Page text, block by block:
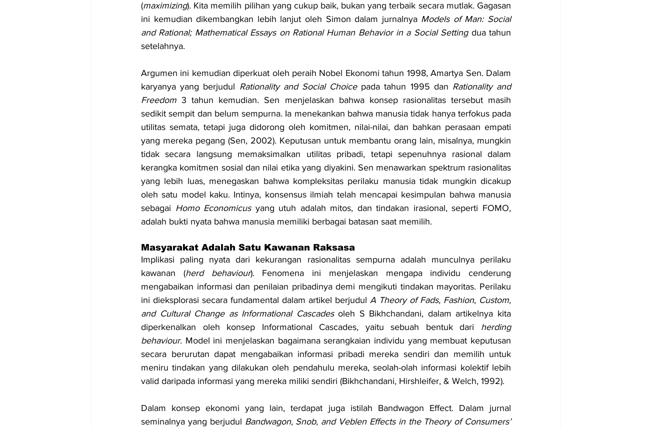
(maximizing). Kita memilih pilihan yang cukup baik, bukan yang terbaik secara mutlak. Gagasan
ini kemudian dikembangkan lebih lanjut oleh Simon dalam jurnalnya Models of Man: Social
and Rational; Mathematical Essays on Rational Human Behavior in a Social Setting dua tahun
setelahnya.
Argumen ini kemudian diperkuat oleh peraih Nobel Ekonomi tahun 1998, Amartya Sen. Dalam
karyanya yang berjudul Rationality and Social Choice pada tahun 1995 dan Rationality and
Freedom 3 tahun kemudian. Sen menjelaskan bahwa konsep rasionalitas tersebut masih
sedikit sempit dan belum sempurna. Ia menekankan bahwa manusia tidak hanya terfokus pada
utilitas semata, tetapi juga didorong oleh komitmen, nilai-nilai, dan bahkan perasaan empati
yang mereka pegang (Sen, 2002). Keputusan untuk membantu orang lain, misalnya, mungkin
tidak secara langsung memaksimalkan utilitas pribadi, tetapi sepenuhnya rasional dalam
kerangka komitmen sosial dan nilai etika yang diyakini. Sen menawarkan spektrum rasionalitas
yang lebih luas, menegaskan bahwa kompleksitas perilaku manusia tidak mungkin dicakup
oleh satu model kaku. Intinya, konsensus ilmiah telah mencapai kesimpulan bahwa manusia
sebagai Homo Economicus yang utuh adalah mitos, dan tindakan irasional, seperti FOMO,
adalah bukti nyata bahwa manusia memiliki berbagai batasan saat memilih.
Masyarakat Adalah Satu Kawanan Raksasa
Implikasi paling nyata dari kekurangan rasionalitas sempurna adalah munculnya perilaku
kawanan (herd behaviour). Fenomena ini menjelaskan mengapa individu cenderung
mengabaikan informasi dan penilaian pribadinya demi mengikuti tindakan mayoritas. Perilaku
ini dieksplorasi secara fundamental dalam artikel berjudul A Theory of Fads, Fashion, Custom,
and Cultural Change as Informational Cascades oleh S Bikhchandani, dalam artikelnya kita
diperkenalkan oleh konsep Informational Cascades, yaitu sebuah bentuk dari herding
behaviour. Model ini menjelaskan bagaimana serangkaian individu yang membuat keputusan
secara berurutan dapat mengabaikan informasi pribadi mereka sendiri dan memilih untuk
meniru tindakan yang dilakukan oleh pendahulu mereka, seolah-olah informasi kolektif lebih
valid daripada informasi yang mereka miliki sendiri (Bikhchandani, Hirshleifer, & Welch, 1992).
Dalam konsep ekonomi yang lain, terdapat juga istilah Bandwagon Effect. Dalam jurnal
seminalnya yang berjudul Bandwagon, Snob, and Veblen Effects in the Theory of Consumers’